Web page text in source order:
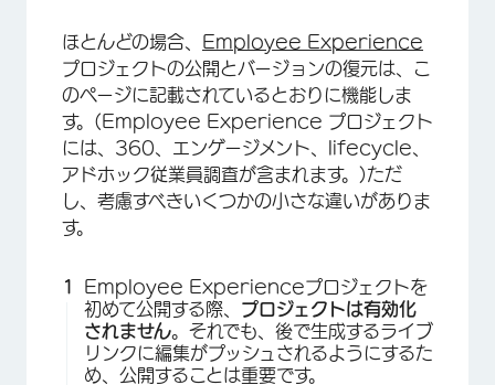
ほとんどの場合、 Employee Experience
プロジェクトの公開とバージョンの復元は、こ
のページに記載されているとおりに機能しま
す。(Employee Experience プロジェクト
には、360、エンゲージメント、lifecycle、
アドホック従業員調査が含まれます。)ただ
し、考慮すべきいくつかの小さな違いがありま
す。
Employee Experienceプロジェクトを
初めて公開する際、 プロジェクトは有効化
されません。それでも、後で生成するライブ
リンクに編集がプッシュされるようにするた
め、公開することは重要です。